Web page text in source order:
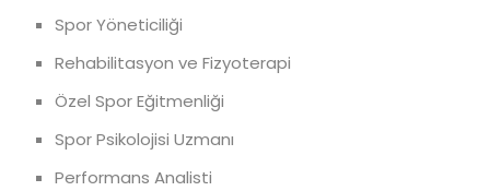
Spor Yöneticiliği
Rehabilitasyon ve Fizyoterapi
Özel Spor Eğitmenliği
Spor Psikolojisi Uzmanı
Performans Analisti